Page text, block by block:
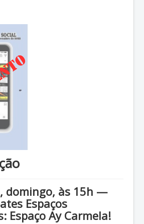
domingo, às 15h —
Espaços
Espaço Ay Carmela!